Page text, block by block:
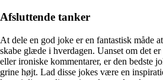
Afsluttende tanker
At dele en god joke er en fantastisk måde
skabe glæde i hverdagen. Uanset om det
eller ironiske kommentarer, er den bedste
grine højt. Lad disse jokes være en